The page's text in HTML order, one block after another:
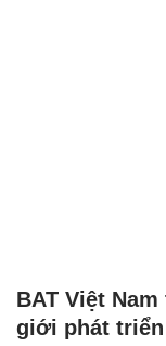
BAT Việt
giới phát